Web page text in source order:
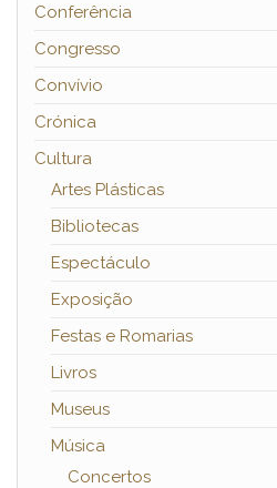
Conferência
Congresso
Convívio
Crónica
Cultura
Artes Plásticas
Bibliotecas
Espectáculo
Exposição
Festas e Romarias
Livros
Museus
Música
Concertos